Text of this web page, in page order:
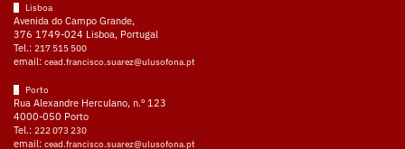
Lisboa
Avenida do Campo Grande,
376 1749-024 Lisboa, Portugal
Tel.: 217 515 500
email: cead.francisco.suarez@ulusofona.pt
Porto
Rua Alexandre Herculano, n.º 123
4000-050 Porto
Tel.: 222 073 230
email: cead.francisco.suarez@ulusofona.pt